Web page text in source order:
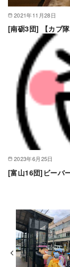
2021年11月28日
[南砺3団] 【カブ
2023年6月25日
[富山16団]ビーバ